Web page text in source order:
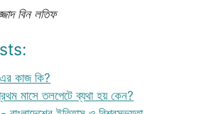
বিন লতিফ
কাজ কি?
মাসে তলপেটে ব্যথা হয় কেন?